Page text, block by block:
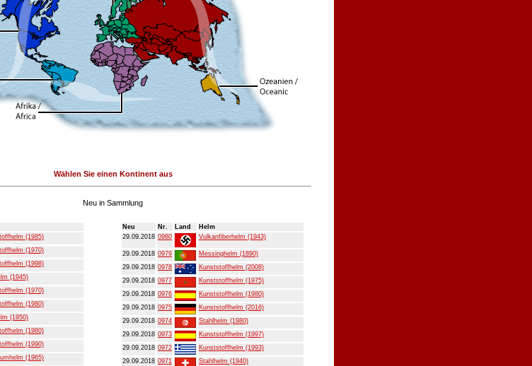
Wählen Sie einen Kontinent aus
Neu in Sammlung
(1985)
(1970)
(1998)
(1945)
(1970)
(1980)
(1950)
(1980)
(1990)
(1965)
Neu Nr. Land
Helm
29.09.2018 0980 Vulkanfiberhelm (1943)
29.09.2018 0979
Messinghelm (1890)
29.09.2018 0978
Kunststoffhelm (2008)
29.09.2018 0977
Kunststoffhelm (1975)
29.09.2018 0976
Kunststoffhelm (1980)
29.09.2018 0975
Kunststoffhelm (2016)
29.09.2018 0974
Stahlhelm (1980)
29.09.2018 0973
Kunststoffhelm (1997)
29.09.2018 0972
Kunststoffhelm (1993)
29.09.2018 0971
Stahlhelm (1940)